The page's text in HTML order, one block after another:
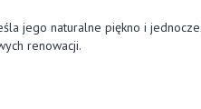
jego naturalne piękno i
renowacji.